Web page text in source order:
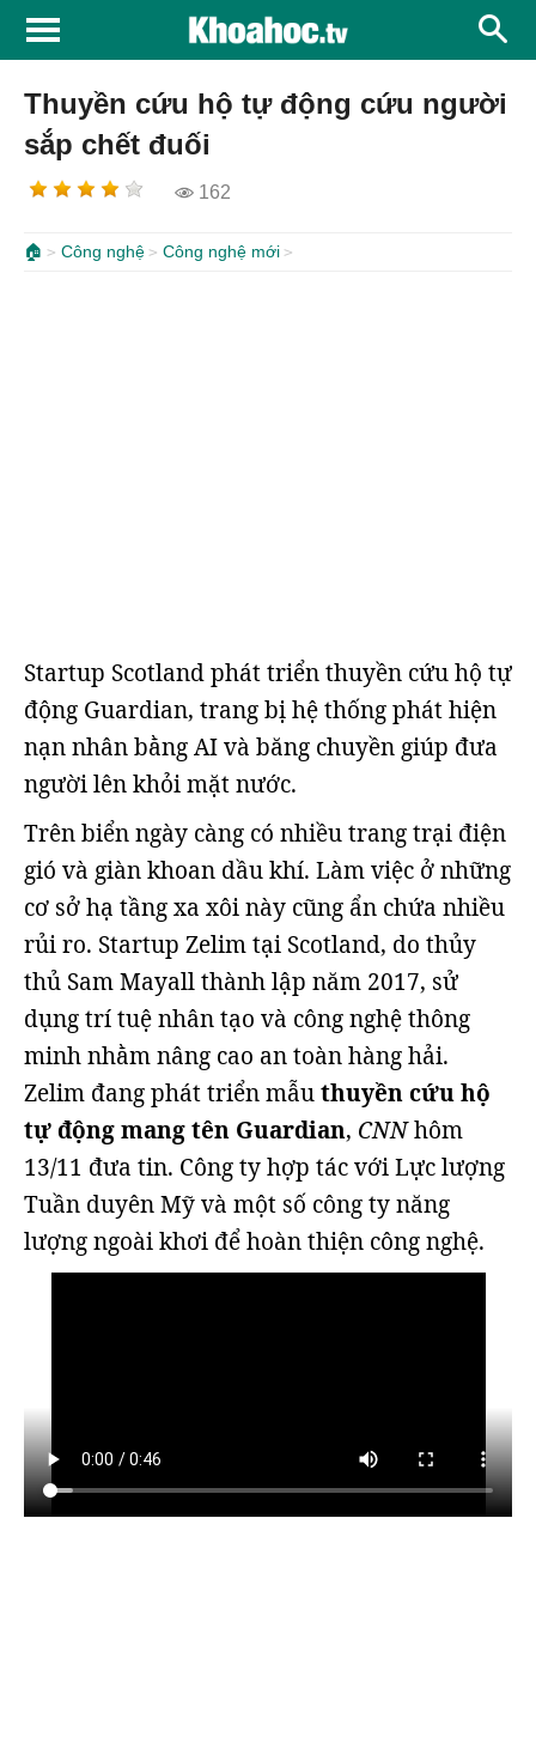
Thuyền cứu hộ tự động cứu người
sắp chết đuối
162
🏠 Công nghệ Công nghệ mới
Startup Scotland phát triển thuyền cứu hộ tự
động Guardian, trang bị hệ thống phát hiện
nạn nhân bằng AI và băng chuyền giúp đưa
người lên khỏi mặt nước.
Trên biển ngày càng có nhiều trang trại điện
gió và giàn khoan dầu khí. Làm việc ở những
cơ sở hạ tầng xa xôi này cũng ẩn chứa nhiều
rủi ro. Startup Zelim tại Scotland, do thủy
thủ Sam Mayall thành lập năm 2017, sử
dụng trí tuệ nhân tạo và công nghệ thông
minh nhằm nâng cao an toàn hàng hải.
Zelim đang phát triển mẫuthuyền cứu hộ
tự động mang tên Guardian, CNNhôm
13/11 đưa tin. Công ty hợp tác với Lực lượng
Tuần duyên Mỹ và một số công ty năng
lượng ngoài khơi để hoàn thiện công nghệ.